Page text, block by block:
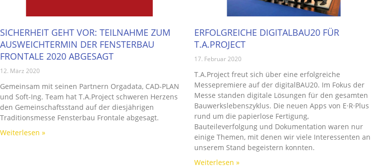
SICHERHEIT GEHT VOR: TEILNAHME ZUM
AUSWEICHTERMIN DER FENSTERBAU
FRONTALE 2020 ABGESAGT
12. März 2020
Gemeinsam mit seinen Partnern Orgadata, CAD-PLAN
und Soft-Ing. Team hat T.A.Project schweren Herzens
den Gemeinschaftsstand auf der diesjährigen
Traditionsmesse Fensterbau Frontale abgesagt.
Weiterlesen »
ERFOLGREICHE DIGITALBAU20 FÜR
T.A.PROJECT
17. Februar 2020
T.A.Project freut sich über eine erfolgreiche
Messepremiere auf der digitalBAU20. Im Fokus der
Messe standen digitale Lösungen für den gesamten
Bauwerkslebenszyklus. Die neuen Apps von E·R·Plus
rund um die papierlose Fertigung,
Bauteileverfolgung und Dokumentation waren nur
einige Themen, mit denen wir viele Interessenten an
unserem Stand begeistern konnten.
Weiterlesen »